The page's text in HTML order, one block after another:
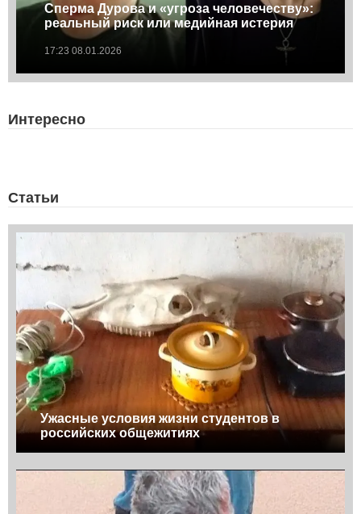
Сперма Дурова и «угроза человечеству»:
реальный риск или медийная истерия
17:23 08.01.2026
Интересно
Статьи
Ужасные условия жизни студентов в
российских общежитиях